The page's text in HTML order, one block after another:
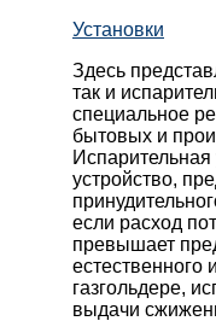
Установки
Здесь
так и
специальное
бытовых и
Испарительная
устройство,
если расход
превышает
газгольдере,
выдачи